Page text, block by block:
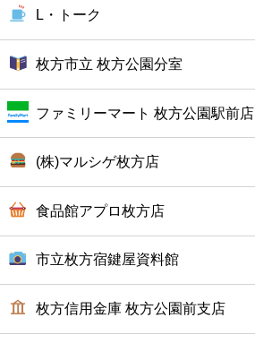
銀行
公共
病院
ホテル
L・トーク
枚方市立 枚方公園分室
ファミリーマート 枚方公園駅前店
(株)マルシゲ枚方店
食品館アプロ枚方店
市立枚方宿鍵屋資料館
枚方信用金庫 枚方公園前支店